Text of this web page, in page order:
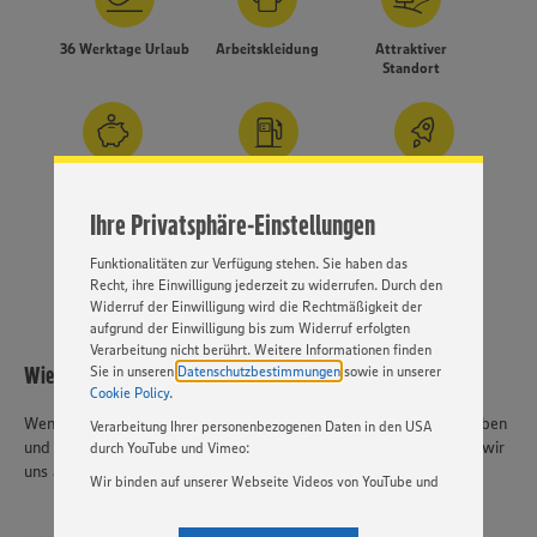
Ihre Privatsphäre-Einstellungen
Wir setzen Cookies und andere Technologien ein, um Ihnen
ein bestmögliches Nutzungserlebnis unserer Website zu
Website zu personalisieren und Ihnen möglichst relevante
Inhalte anzubieten. Ihre Einwilligung in die Nutzung von
Cookies und anderer Technologien ist freiwillig und kann
„EINSTELLUNGEN ÄNDERN”. Bitte beachten Sie, dass auf
Basis Ihrer Einstellungen ggf. nicht mehr alle
Funktionalitäten zur Verfügung stehen. Sie haben das
Recht, ihre Einwilligung jederzeit zu widerrufen. Durch den
Widerruf der Einwilligung wird die Rechtmäßigkeit der
aufgrund der Einwilligung bis zum Widerruf erfolgten
Verarbeitung nicht berührt. Weitere Informationen finden
Sie in unseren Datenschutzbestimmungen sowie in unserer
Cookie Policy.
Verarbeitung Ihrer personenbezogenen Daten in den USA
durch YouTube und Vimeo:
Wir binden auf unserer Webseite Videos von YouTube und
Einstellungen bezüglich YouTube und Vimeo zu ändern,
36 Werktage Urlaub Arbeitskleidung
Attraktiver
Standort
MEHR
Wie geht's weiter?
Wenn wir dich mit dieser Stellenausschreibung angesprochen haben
und du dich in dem gesuchten Profil wiederfindest, dann freuen wir
uns auf deine Bewerbung.